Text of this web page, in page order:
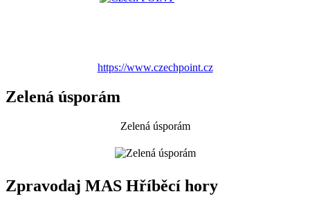
https://www.czechpoint.cz
Zelená úsporám
Zelená úsporám
Zpravodaj MAS Hříběcí hory